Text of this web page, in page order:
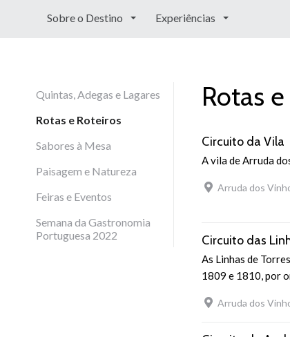
Sobre o Destino Experiências
Rotas
Circuito da Vila
A vila de Arruda
Arruda dos
Circuito das
As Linhas de
1809 e 1810, por
Arruda dos
Quintas, Adegas e Lagares
Rotas e Roteiros
Sabores à Mesa
Paisagem e Natureza
Feiras e Eventos
Semana da Gastronomia
Portuguesa 2022